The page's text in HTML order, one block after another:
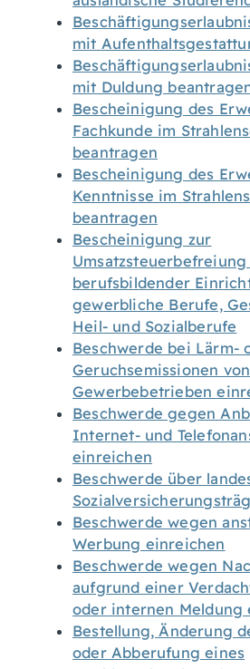
mit
mit Duldung
Bescheinigung des
Fachkunde im
beantragen
Bescheinigung des
Kenntnisse im
beantragen
Bescheinigung zur
berufsbildender
gewerbliche Berufe,
Heil- und Sozialberufe
Beschwerde bei Lärm-
Geruchsemissionen von
Gewerbebetrieben
Beschwerde gegen
Internet- und
einreichen
Beschwerde über
Beschwerde wegen
Werbung einreichen
Beschwerde wegen
aufgrund einer
oder internen Meldung
Bestellung, Änderung
oder Abberufung eines